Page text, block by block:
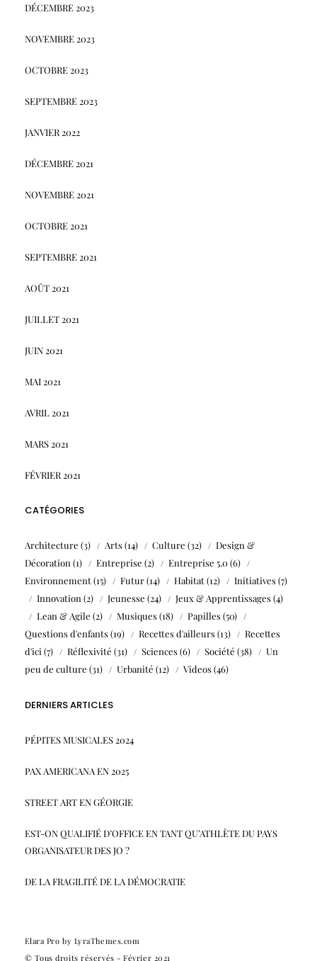
DÉCEMBRE 2023
NOVEMBRE 2023
OCTOBRE 2023
SEPTEMBRE 2023
JANVIER 2022
DÉCEMBRE 2021
NOVEMBRE 2021
OCTOBRE 2021
SEPTEMBRE 2021
AOÛT 2021
JUILLET 2021
JUIN 2021
MAI 2021
AVRIL 2021
MARS 2021
FÉVRIER 2021
CATÉGORIES
Architecture (3) Arts(14) Culture (32)
Design &
Décoration (1) Entreprise (2) Entreprise 5.0 (6)
Environnement(15) Futur(14) Habitat(12) Initiatives(7)
Innovation (2) Jeunesse (24) Jeux & Apprentissages(4)
Lean & Agile (2) Musiques(18) Papilles(50)
Questions d'enfants(19) Recettes d'ailleurs(13)
Recettes
d'ici (7) Réflexivité (31) Sciences(6) Société (38)
Un
peu de culture (31) Urbanité (12) Videos(46)
DERNIERS ARTICLES
PÉPITES MUSICALES 2024
PAX AMERICANA EN 2025
STREET ART EN GÉORGIE
EST-ON QUALIFIÉ D’OFFICE EN TANT QU’ATHLÈTE DU PAYS
ORGANISATEUR DES JO ?
DE LA FRAGILITÉ DE LA DÉMOCRATIE
Elara Pro by LyraThemes.com
© Tous droits réservés - Février 2021